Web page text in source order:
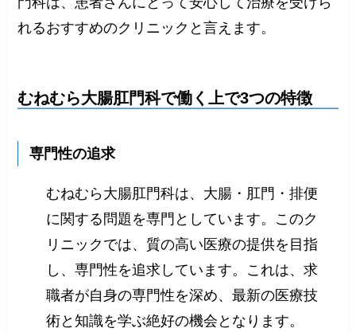
れるおすすめのクリニックと言えます。
むねむら大腸肛門科で働く上で3つの特徴
専門性の追求
むねむら大腸肛門科は、大腸・肛門・排便
に関する問題を専門としています。このク
リニックでは、質の高い医療の提供を目指
し、専門性を追求しています。これは、求
職者が自身の専門性を深め、最新の医療技
術と知識を学ぶ絶好の機会となります。